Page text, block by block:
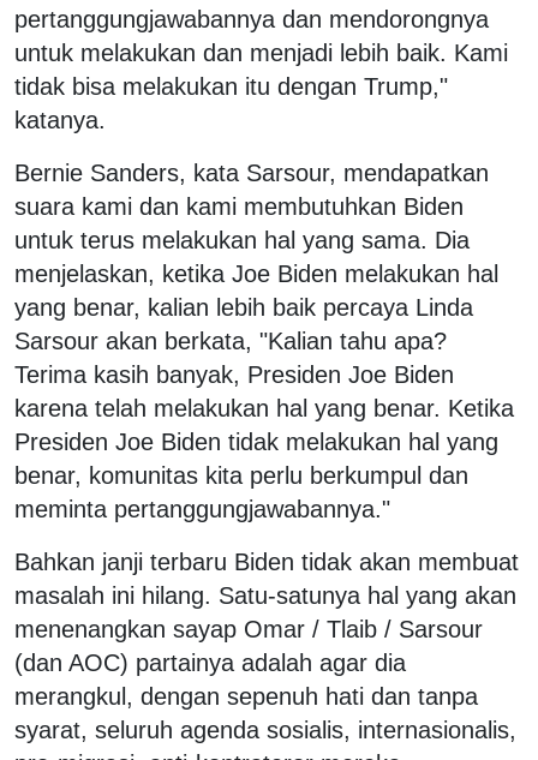
pertanggungjawabannya dan mendorongnya
untuk melakukan dan menjadi lebih baik. Kami
tidak bisa melakukan itu dengan Trump,"
katanya.
Bernie Sanders, kata Sarsour, mendapatkan
suara kami dan kami membutuhkan Biden
untuk terus melakukan hal yang sama. Dia
menjelaskan, ketika Joe Biden melakukan hal
yang benar, kalian lebih baik percaya Linda
Sarsour akan berkata, "Kalian tahu apa?
Terima kasih banyak, Presiden Joe Biden
karena telah melakukan hal yang benar. Ketika
Presiden Joe Biden tidak melakukan hal yang
benar, komunitas kita perlu berkumpul dan
meminta pertanggungjawabannya."
Bahkan janji terbaru Biden tidak akan membuat
masalah ini hilang. Satu-satunya hal yang akan
menenangkan sayap Omar / Tlaib / Sarsour
(dan AOC) partainya adalah agar dia
merangkul, dengan sepenuh hati dan tanpa
syarat, seluruh agenda sosialis, internasionalis,